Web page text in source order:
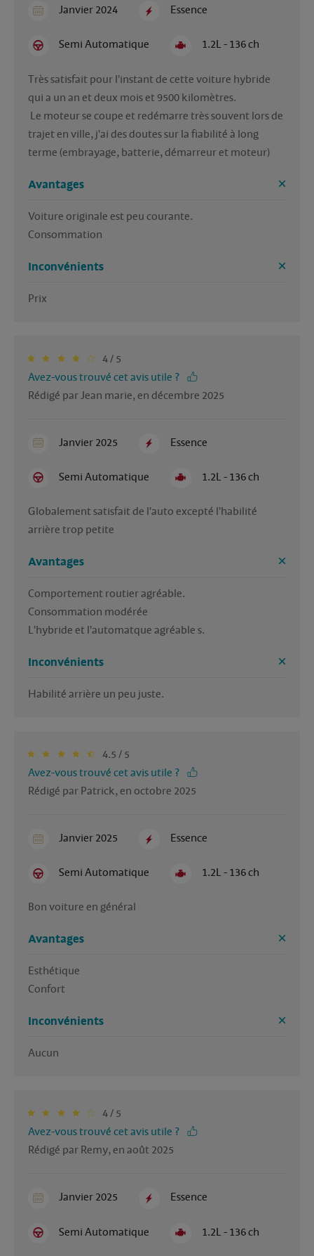
Janvier 2024 Essence
Semi Automatique 1.2L - 136 ch
Très satisfait pour l'instant de cette voiture hybride
qui a un an et deux mois et 9500 kilomètres.
trajet en ville, j'ai des doutes sur la fiabilité à long
terme (embrayage, batterie, démarreur et moteur)
Avantages
Voiture originale est peu courante.
Consommation
Inconvénients
Prix
4 / 5
Avez-vous trouvé cet avis utile ?
Rédigé par Jean marie, en décembre 2025
Janvier 2025 Essence
Semi Automatique 1.2L - 136 ch
Globalement satisfait de l'auto excepté l'habilité
arrière trop petite
Avantages
Comportement routier agréable.
Consommation modérée
Inconvénients
4.5 / 5
Avez-vous trouvé cet avis utile ?
Rédigé par Patrick, en octobre 2025
Janvier 2025 Essence
Semi Automatique 1.2L - 136 ch
Bon voiture en général
Avantages
Esthétique
Confort
Inconvénients
Aucun
4 / 5
Avez-vous trouvé cet avis utile ?
Rédigé par Remy, en août 2025
Janvier 2025 Essence
Semi Automatique 1.2L - 136 ch